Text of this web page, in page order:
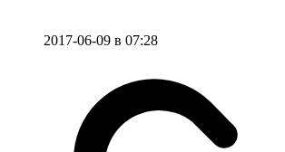
2017-06-09 в 07:28